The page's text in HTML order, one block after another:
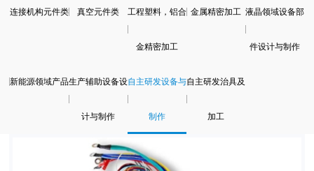
连接机构元件类 真空元件类 工程塑料，铝合
金精密加工
金属精密加工 液晶领域设备部
件设计与制作
新能源领域产品生产辅助设备设
计与制作
自主研发设备与
制作
自主研发治具及
加工